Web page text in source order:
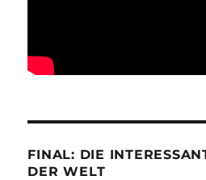
FINAL: DIE
DER WELT